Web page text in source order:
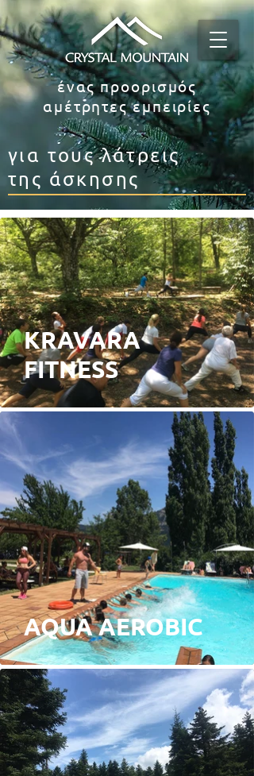
ένας προορισμός
αμέτρητες εμπειρίες
για τους λάτρεις
της άσκησης
KRAVARA
FITNESS
AQUA AEROBIC